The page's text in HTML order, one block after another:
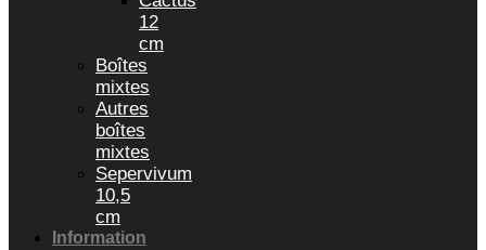
12
cm
Boîtes
mixtes
Autres
boîtes
mixtes
Sepervivum
10,5
cm
Information